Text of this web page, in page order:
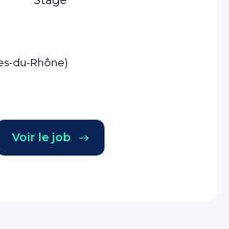
du-Rhône)
Voir le job